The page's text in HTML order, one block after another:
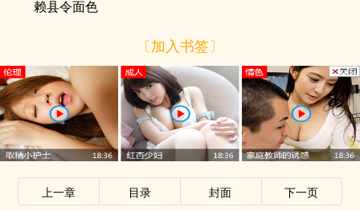
赖县令面色
〔加入书签〕
上一章 目录 封面 下一页